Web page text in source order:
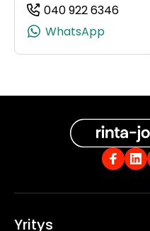
040 922 6346
WhatsApp
Yritys